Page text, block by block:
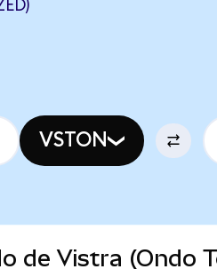
VSTON
de Vistra (Ondo